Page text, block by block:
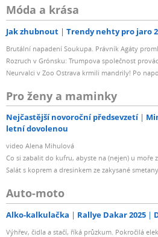
Móda a krása
Jak zhubnout Trendy nehty pro jaro
Brutální napadení Soukupa. Právník Agáty
Rozruch v Grónsku: Trumpova společnost
Neurvalci v Zoo Ostrava krmili mandrily! Po
Pro ženy a maminky
Nejčastější novoroční předsevzetí
letní dovolenou
video Alena Mihulová
Co si zabalit do kufru, abyste na (nejen) u moře
Salát s koprem a dresinkem ze zakysané smetany
Auto-moto
Alko-kalkulačka Rallye Dakar 2025
Výhřev, čidla a stačí, říká průzkum. Pokročilá